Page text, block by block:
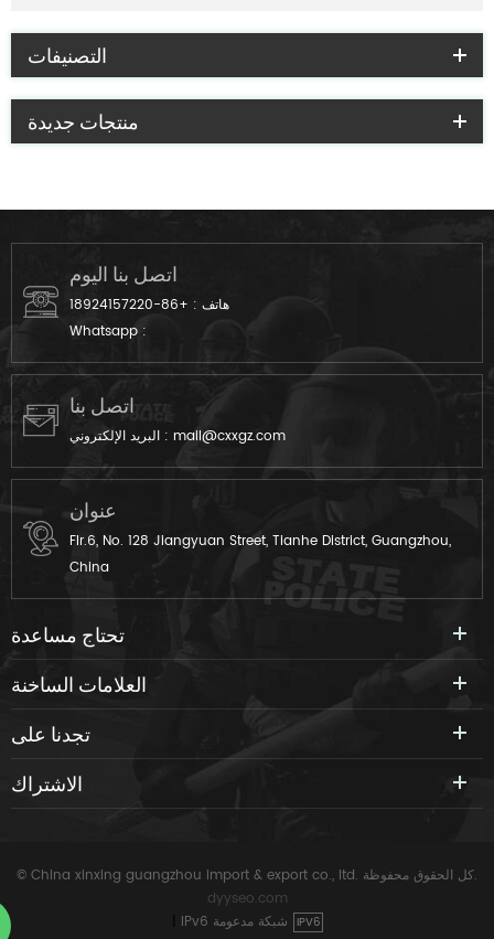
التصنيفات
منتجات جديدة
اتصل بنا اليوم
هاتف : +86-18924157220
Whatsapp :
اتصل بنا
البريد الإلكتروني : mail@cxxgz.com
عنوان
Flr.6, No. 128 Jiangyuan Street, Tianhe District, Guangzhou,
China
تحتاج مساعدة
العلامات الساخنة
تجدنا على
الاشتراك
© China xinxing guangzhou import & export co., ltd. كل الحقوق محفوظة.
dyyseo.com
IPv6 شبكة مدعومة IPV6